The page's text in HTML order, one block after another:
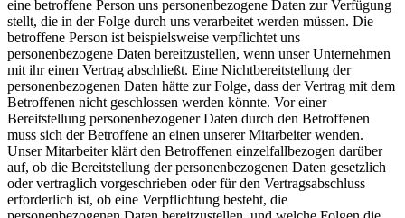
eine betroffene Person uns personenbezogene Daten zur Verfügung
stellt, die in der Folge durch uns verarbeitet werden müssen. Die
betroffene Person ist beispielsweise verpflichtet uns
personenbezogene Daten bereitzustellen, wenn unser Unternehmen
mit ihr einen Vertrag abschließt. Eine Nichtbereitstellung der
personenbezogenen Daten hätte zur Folge, dass der Vertrag mit dem
Betroffenen nicht geschlossen werden könnte. Vor einer
Bereitstellung personenbezogener Daten durch den Betroffenen
muss sich der Betroffene an einen unserer Mitarbeiter wenden.
Unser Mitarbeiter klärt den Betroffenen einzelfallbezogen darüber
auf, ob die Bereitstellung der personenbezogenen Daten gesetzlich
oder vertraglich vorgeschrieben oder für den Vertragsabschluss
erforderlich ist, ob eine Verpflichtung besteht, die